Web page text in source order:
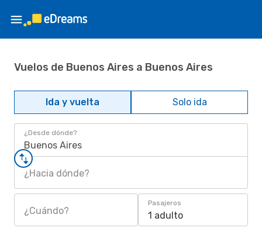
Vuelos de Buenos Aires a Buenos Aires
Ida y vuelta Solo ida
¿Desde dónde?
Buenos Aires
¿Hacia dónde?
¿Cuándo?
Pasajeros
1 adulto